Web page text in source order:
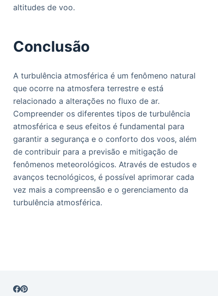
altitudes de voo.
Conclusão
A turbulência atmosférica é um fenômeno natural
que ocorre na atmosfera terrestre e está
relacionado a alterações no fluxo de ar.
Compreender os diferentes tipos de turbulência
atmosférica e seus efeitos é fundamental para
garantir a segurança e o conforto dos voos, além
de contribuir para a previsão e mitigação de
fenômenos meteorológicos. Através de estudos e
avanços tecnológicos, é possível aprimorar cada
vez mais a compreensão e o gerenciamento da
turbulência atmosférica.